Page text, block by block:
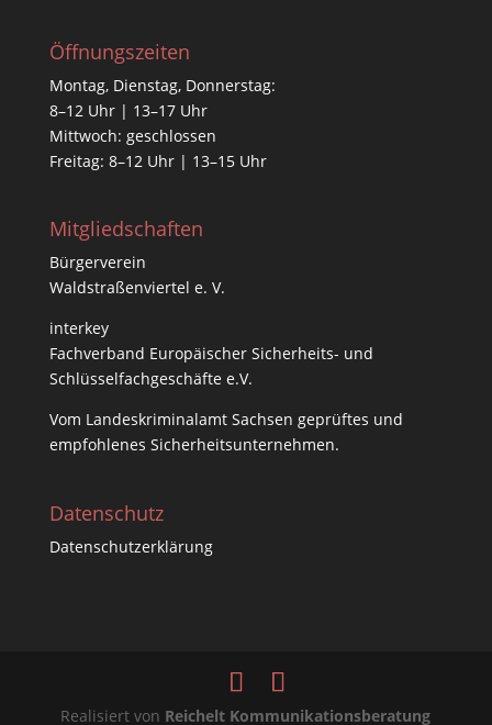
Öffnungszeiten
Montag, Dienstag, Donnerstag:
8–12 Uhr | 13–17 Uhr
Mittwoch: geschlossen
Freitag: 8–12 Uhr | 13–15 Uhr
Mitgliedschaften
Bürgerverein
Waldstraßenviertel e. V.
interkey
Fachverband Europäischer Sicherheits- und
Schlüsselfachgeschäfte e.V.
Vom Landeskriminalamt Sachsen geprüftes und
empfohlenes Sicherheitsunternehmen.
Datenschutz
Datenschutzerklärung
Realisiert von Reichelt Kommunikationsberatung